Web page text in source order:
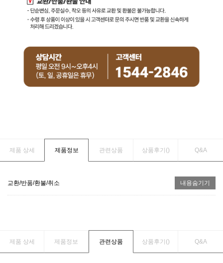
제품 상세 제품정보 관련상품 상품후기() Q&A
교환/반품/환불/취소 내용숨기기
제품 상세 제품정보 관련상품 상품후기() Q&A